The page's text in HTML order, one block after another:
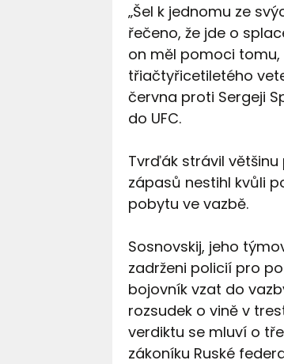
„Šel k jednomu ze
řečeno, že jde o
on měl pomoci tomu,
třiačtyřicetiletého
června proti Sergeji
do UFC.
Tvrďák strávil většinu
zápasů nestihl kvůli
pobytu ve vazbě.
Sosnovskij, jeho
zadrženi policií pro
bojovník vzat do
rozsudek o vině v
verdiktu se mluví o
zákoníku Ruské